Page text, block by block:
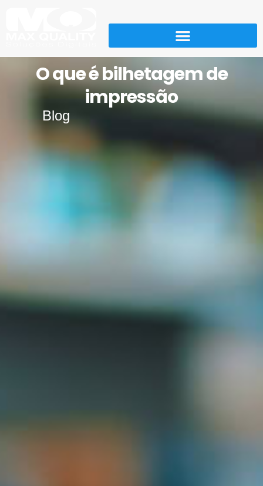
O que é bilhetagem de
impressão
Blog